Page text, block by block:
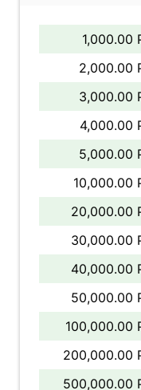
1,000.00
2,000.00
3,000.00
4,000.00
5,000.00
10,000.00
20,000.00
30,000.00
40,000.00
50,000.00
100,000.00
200,000.00
500,000.00